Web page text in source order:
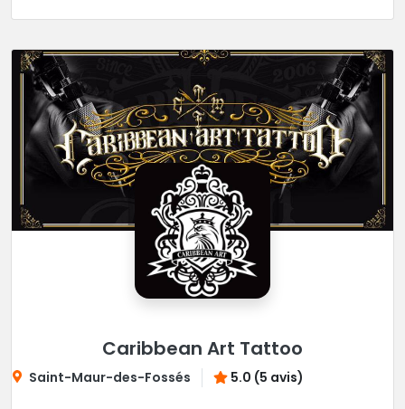
Caribbean Art Tattoo
Saint-Maur-des-Fossés 5.0 (5 avis)